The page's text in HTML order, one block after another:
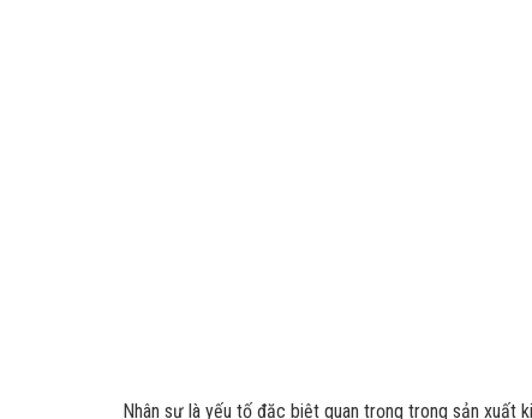
Nhân sự là yếu tố đặc biệt quan trọng trong sản xuất